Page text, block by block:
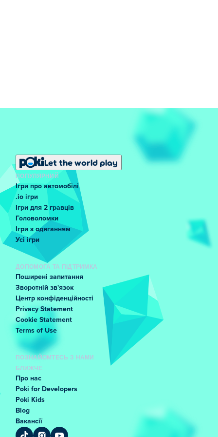
Let the world play
ПОПУЛЯРНИЙ
Ігри про автомобілі
.io ігри
Ігри для 2 гравців
Головоломки
Ігри з одяганням
Усі ігри
ДОПОМОГА ТА ПІДТРИМКА
Поширені запитання
Зворотній зв'язок
Центр конфіденційності
Privacy Statement
Cookie Statement
Terms of Use
ПОЗНАЙОМТЕСЬ З НАМИ
БЛИЖЧЕ
Про нас
Poki for Developers
Poki Kids
Blog
Вакансії